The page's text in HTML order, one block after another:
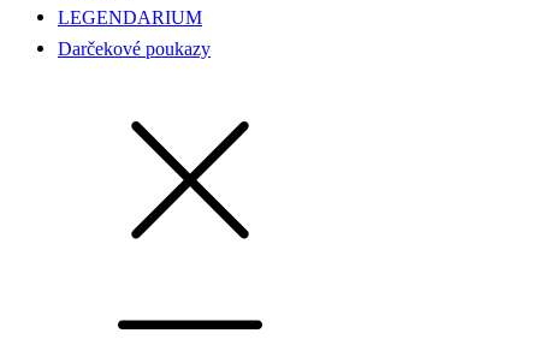
LEGENDARIUM
Darčekové poukazy